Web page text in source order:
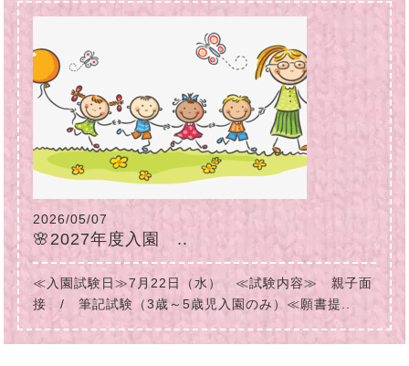
2026/05/07
🌸2027年度入園 ..
≪入園試験日≫7月22日（水） ≪試験内容≫ 親子面
接 / 筆記試験（3歳～5歳児入園のみ）≪願書提..